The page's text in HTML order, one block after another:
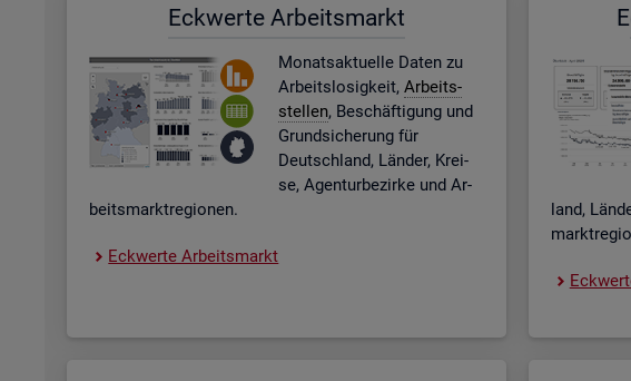
Eck­wer­te Ar­beits­markt
Mo­nats­ak­tu­el­le Daten zu
Ar­beits­lo­sig­keit,Ar­beits­
stel­len, Be­schäf­ti­gung und
Grund­si­che­rung für
Deutsch­land, Län­der, Krei­
se, Agen­tur­be­zir­ke und Ar­
beits­markt­re­gio­nen.
Eck­wer­te Ar­beits­markt
land,